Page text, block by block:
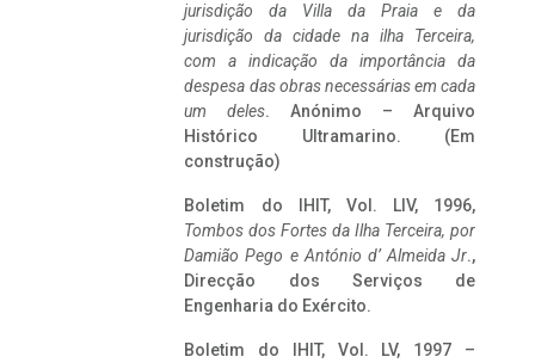
jurisdição da Villa da Praia e da
jurisdição da cidade na ilha Terceira,
com a indicação da importância da
despesa das obras necessárias em cada
um deles. Anónimo – Arquivo
Histórico Ultramarino. (Em
construção)
Boletim do IHIT, Vol. LIV, 1996,
Tombos dos Fortes da Ilha Terceira, por
Damião Pego e António d’ Almeida Jr.,
Direcção dos Serviços de
Engenharia do Exército.
Boletim do IHIT, Vol. LV, 1997 –